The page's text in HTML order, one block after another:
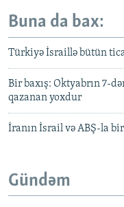
Buna da bax:
Türkiyə İsraillə bütün
Bir baxış: Oktyabrın 7-
qazanan yoxdur
İranın İsrail və ABŞ-la
Gündəm